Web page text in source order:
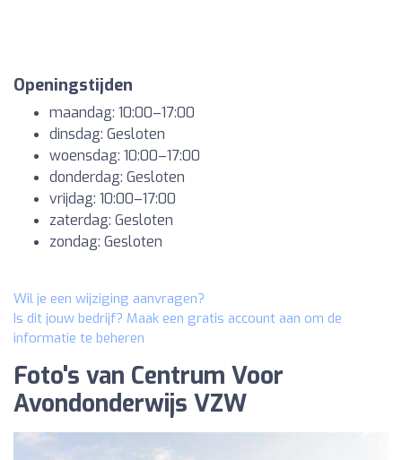
Openingstijden
maandag: 10:00–17:00
dinsdag: Gesloten
woensdag: 10:00–17:00
donderdag: Gesloten
vrijdag: 10:00–17:00
zaterdag: Gesloten
zondag: Gesloten
Wil je een wijziging aanvragen?
Is dit jouw bedrijf? Maak een gratis account aan om de
informatie te beheren
Foto's van Centrum Voor
Avondonderwijs VZW